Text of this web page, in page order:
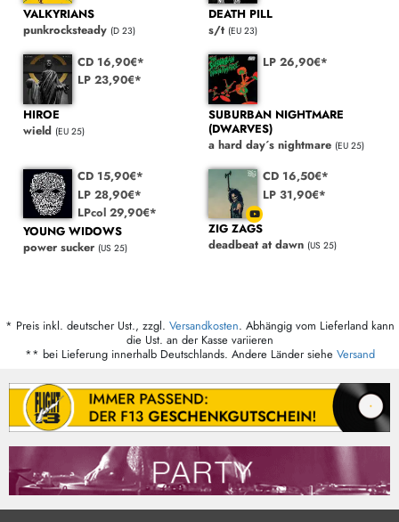
VALKYRIANS
punkrocksteady (D 23)
DEATH PILL
s/t (EU 23)
CD 16,90€*
LP 23,90€*
HIROE
wield (EU 25)
LP 26,90€*
SUBURBAN NIGHTMARE
(DWARVES)
a hard day´s nightmare (EU 25)
CD 15,90€*
LP 28,90€*
LPcol 29,90€*
YOUNG WIDOWS
power sucker (US 25)
CD 16,50€*
LP 31,90€*
ZIG ZAGS
deadbeat at dawn (US 25)
* Preis inkl. deutscher Ust., zzgl. Versandkosten. Abhängig vom Lieferland kann
die Ust. an der Kasse variieren
** bei Lieferung innerhalb Deutschlands. Andere Länder siehe Versand